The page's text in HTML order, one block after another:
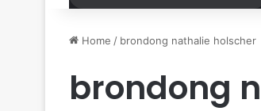
Home / brondong nathalie holscher
brondong